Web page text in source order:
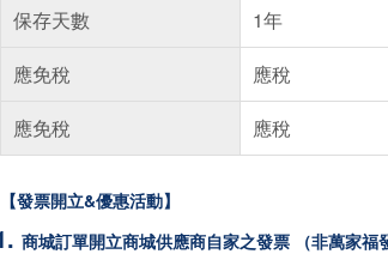
保存天數
1年
應免稅
應稅
應免稅
應稅
【發票開立&優惠活動】
商城訂單開立商城供應商自家之發票 （非萬家福